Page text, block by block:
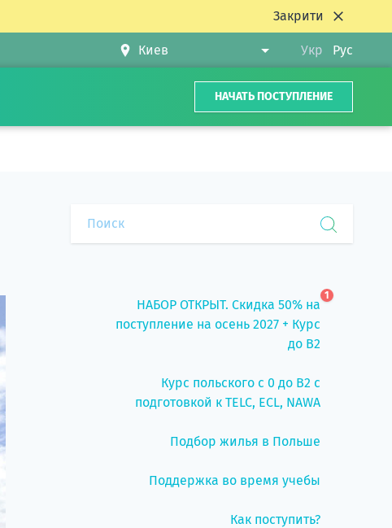
Закрити
Укр Рус
НАЧАТЬ ПОСТУПЛЕНИЕ
НАБОР ОТКРЫТ. Скидка 50% на
поступление на осень 2027 + Курс
до B2
1
Курс польского с 0 до B2 с
подготовкой к TELC, ECL, NAWA
Подбор жилья в Польше
Поддержка во время учебы
Как поступить?